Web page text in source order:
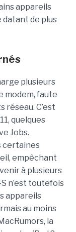
appareils
de plus
plusieurs
modem, faute
réseau. C’est
quelques
Jobs.
certaines
empêchant
à plusieurs
n’est toutefois
appareils
au moins
, la